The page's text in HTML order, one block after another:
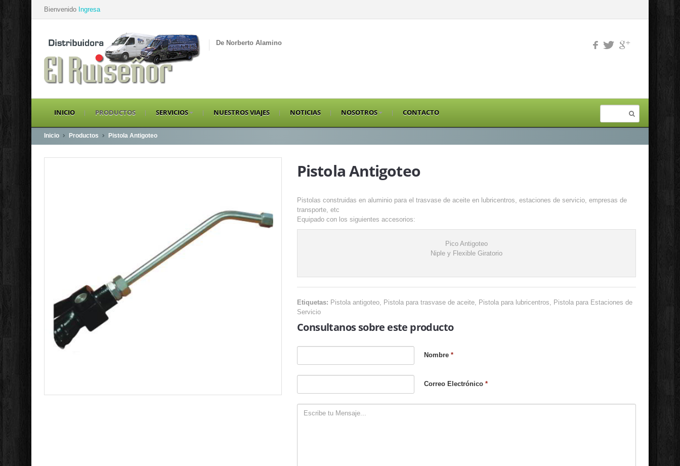
Bienvenido Ingresa
De Norberto Alamino
INICIO PRODUCTOS SERVICIOS NUESTROS VIAJES NOTICIAS NOSOTROS CONTACTO
Inicio Productos Pistola Antigoteo
Pistola Antigoteo
Pistolas construidas en aluminio para el trasvase de aceite en lubricentros, estaciones de servicio, empresas de
transporte, etc
Equipado con los siguientes accesorios:
Pico Antigoteo
Niple y Flexible Giratorio
Etiquetas: Pistola antigoteo, Pistola para trasvase de aceite, Pistola para lubricentros, Pistola para Estaciones de
Servicio
Consultanos sobre este producto
Nombre *
Correo Electrónico *